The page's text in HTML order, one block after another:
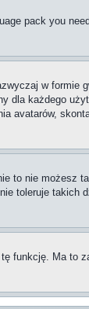
pack you
w formie
dla każdego
avatarów,
to nie możesz
toleruje takich
funkcję. Ma to